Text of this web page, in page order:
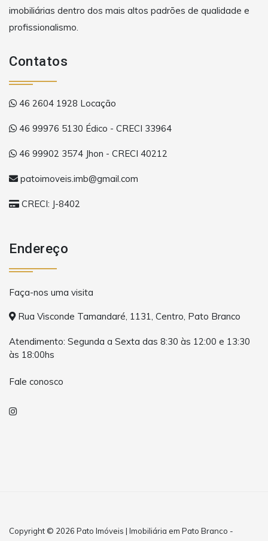
imobiliárias dentro dos mais altos padrões de qualidade e
profissionalismo.
Contatos
46 2604 1928 Locação
46 99976 5130 Édico - CRECI 33964
46 99902 3574 Jhon - CRECI 40212
patoimoveis.imb@gmail.com
CRECI: J-8402
Endereço
Faça-nos uma visita
Rua Visconde Tamandaré, 1131, Centro, Pato Branco
Atendimento: Segunda a Sexta das 8:30 às 12:00 e 13:30
às 18:00hs
Fale conosco
Copyright © 2026 Pato Imóveis | Imobiliária em Pato Branco -